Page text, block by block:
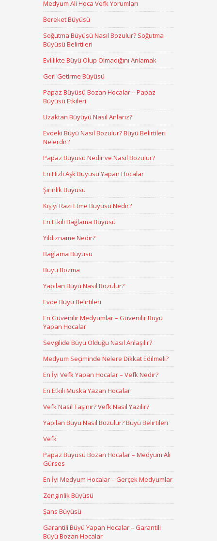
Medyum Ali Hoca Vefk Yorumları
Bereket Büyüsü
Soğutma Büyüsü Nasıl Bozulur? Soğutma
Büyüsü Belirtileri
Evlilikte Büyü Olup Olmadığını Anlamak
Geri Getirme Büyüsü
Papaz Büyüsü Bozan Hocalar – Papaz
Büyüsü Etkileri
Uzaktan Büyüyü Nasıl Anlarız?
Evdeki Büyü Nasıl Bozulur? Büyü Belirtileri
Nelerdir?
Papaz Büyüsü Nedir ve Nasıl Bozulur?
En Hızlı Aşk Büyüsü Yapan Hocalar
Şirinlik Büyüsü
Kişiyi Razı Etme Büyüsü Nedir?
En Etkili Bağlama Büyüsü
Yıldızname Nedir?
Bağlama Büyüsü
Büyü Bozma
Yapılan Büyü Nasıl Bozulur?
Evde Büyü Belirtileri
En Güvenilir Medyumlar – Güvenilir Büyü
Yapan Hocalar
Sevgilide Büyü Olduğu Nasıl Anlaşılır?
Medyum Seçiminde Nelere Dikkat Edilmeli?
En İyi Vefk Yapan Hocalar – Vefk Nedir?
En Etkili Muska Yazan Hocalar
Vefk Nasıl Taşınır? Vefk Nasıl Yazılır?
Yapılan Büyü Nasıl Bozulur? Büyü Belirtileri
Vefk
Papaz Büyüsü Bozan Hocalar – Medyum Ali
Gürses
En İyi Medyum Hocalar – Gerçek Medyumlar
Zenginlik Büyüsü
Şans Büyüsü
Garantili Büyü Yapan Hocalar – Garantili
Büyü Bozan Hocalar